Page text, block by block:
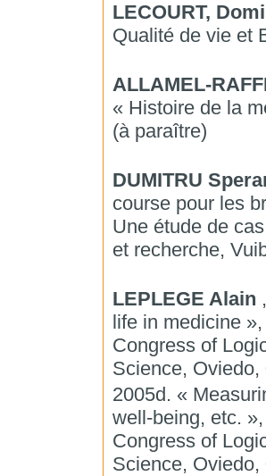
LECOURT,
Qualité de vie et
ALLAMEL-
« Histoire de la
(à paraître)
DUMITRU
course pour les
Une étude de
et recherche,
LEPLEGE Alain
life in medicine
Congress of
Science,
2005d. «
well-being, etc.
Congress of
Science,